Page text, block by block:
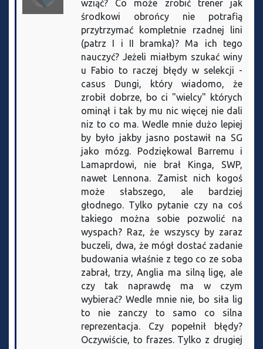
wziąć? Co może zrobić trener jak
środkowi obrońcy nie potrafią
przytrzymać kompletnie rzadnej lini
(patrz I i II bramka)? Ma ich tego
nauczyć? Jeżeli miałbym szukać winy
u Fabio to raczej błędy w selekcji -
casus Dungi, który wiadomo, że
zrobił dobrze, bo ci "wielcy" których
ominął i tak by mu nic więcej nie dali
niz to co ma. Wedle mnie dużo lepiej
by było jakby jasno postawił na SG
jako mózg. Podziękowal Barremu i
Lamaprdowi, nie brał Kinga, SWP,
nawet Lennona. Zamist nich kogoś
może słabszego, ale bardziej
głodnego. Tylko pytanie czy na coś
takiego można sobie pozwolić na
wyspach? Raz, że wszyscy by zaraz
buczeli, dwa, że mógł dostać zadanie
budowania właśnie z tego co ze soba
zabrał, trzy, Anglia ma silną ligę, ale
czy tak naprawdę ma w czym
wybierać? Wedle mnie nie, bo siła lig
to nie zanczy to samo co silna
reprezentacja. Czy popełnił błędy?
Oczywiście, to frazes. Tylko z drugiej